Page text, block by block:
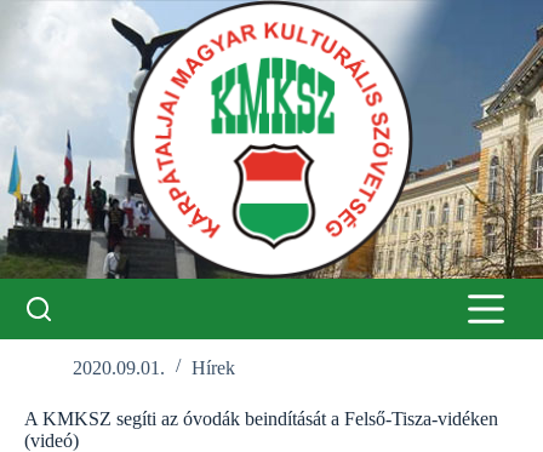
2020.09.01. Hírek
A KMKSZ segíti az óvodák beindítását a Felső-Tisza-vidéken
(videó)